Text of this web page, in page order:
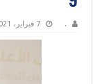
. 7 فبراير، 2021